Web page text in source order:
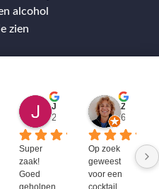
alcohol
zien
geleden 2 jaar geleden
Super
zaak!
Goed
geholpen
6 jaar
Op zoek
geweest
voor een
cocktail